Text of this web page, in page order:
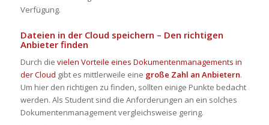
Verfügung.
Dateien in der Cloud speichern – Den richtigen
Anbieter finden
Durch die vielen Vorteile eines Dokumentenmanagements in
der Cloud gibt es mittlerweile eine große Zahl an Anbietern.
Um hier den richtigen zu finden, sollten einige Punkte bedacht
werden. Als Student sind die Anforderungen an ein solches
Dokumentenmanagement vergleichsweise gering.